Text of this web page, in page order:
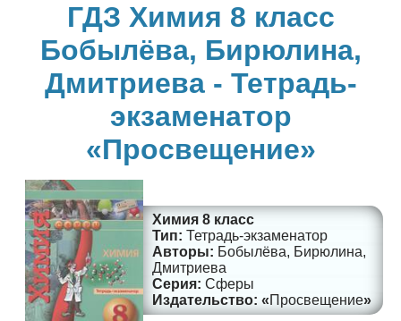
ГДЗ Химия 8 класс
Бобылёва, Бирюлина,
Дмитриева - Тетрадь-
экзаменатор
«Просвещение»
Химия 8 класс
Тетрадь-экзаменатор
Бобылёва, Бирюлина,
Дмитриева
Сферы
Просвещение